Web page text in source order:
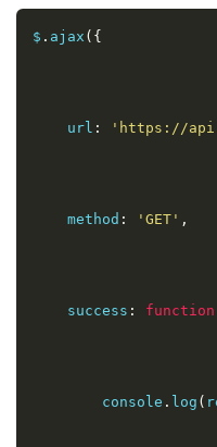
$ . ajax ({
    url
: 'https://
    method
: 'GET' ,
    success
: function
        console
. log (